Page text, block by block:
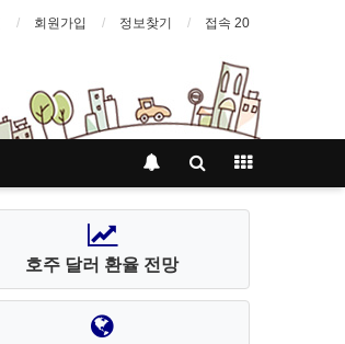
회원가입 정보찾기 접속 20
호주 달러 환율 전망